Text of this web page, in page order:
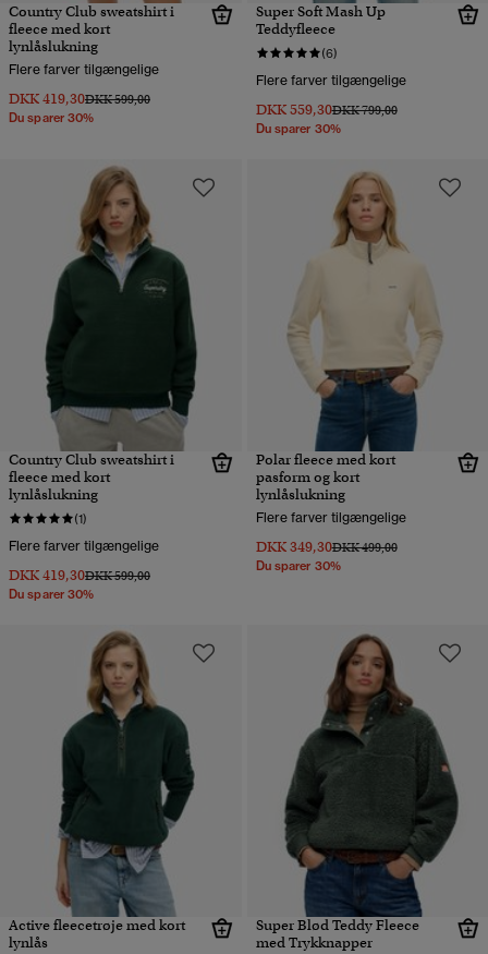
Country Club sweatshirt i
fleece med kort
lynlåslukning
Flere farver tilgængelige
DKK 419,30Pris nedsat fra
DKK 599,00til
Du sparer 30%
Super Soft Mash Up
Teddyfleece
(6)
Flere farver tilgængelige
DKK 559,30Pris nedsat fra
DKK 799,00til
Du sparer 30%
Country Club sweatshirt i
fleece med kort
lynlåslukning
(1)
Flere farver tilgængelige
DKK 419,30Pris nedsat fra
DKK 599,00til
Du sparer 30%
Polar fleece med kort
pasform og kort
lynlåslukning
Flere farver tilgængelige
DKK 349,30Pris nedsat fra
DKK 499,00til
Du sparer 30%
Active fleecetrøje med kort
lynlås
Super Blød Teddy Fleece
med Trykknapper